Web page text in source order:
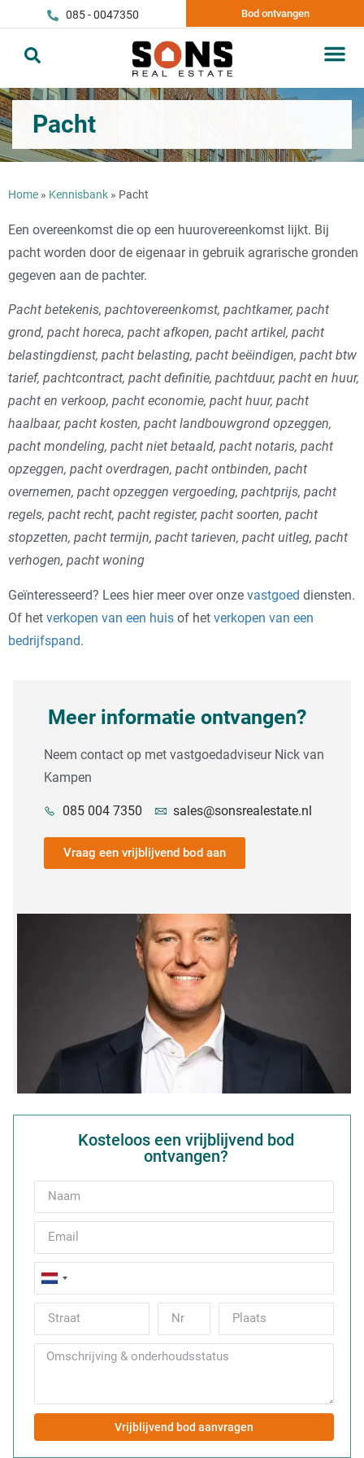
085 - 0047350 Bod ontvangen
Pacht
Home » Kennisbank » Pacht
Een overeenkomst die op een huurovereenkomst lijkt. Bij
pacht worden door de eigenaar in gebruik agrarische gronden
gegeven aan de pachter.
Pacht betekenis, pachtovereenkomst, pachtkamer, pacht
grond, pacht horeca, pacht afkopen, pacht artikel, pacht
belastingdienst, pacht belasting, pacht beëindigen, pacht btw
tarief, pachtcontract, pacht definitie, pachtduur, pacht en huur,
pacht en verkoop, pacht economie, pacht huur, pacht
haalbaar, pacht kosten, pacht landbouwgrond opzeggen,
pacht mondeling, pacht niet betaald, pacht notaris, pacht
opzeggen, pacht overdragen, pacht ontbinden, pacht
overnemen, pacht opzeggen vergoeding, pachtprijs, pacht
regels, pacht recht, pacht register, pacht soorten, pacht
stopzetten, pacht termijn, pacht tarieven, pacht uitleg, pacht
verhogen, pacht woning
Geïnteresseerd? Lees hier meer over onze vastgoed diensten.
Of het verkopen van een huis of het verkopen van een
bedrijfspand.
Meer informatie ontvangen?
Neem contact op met vastgoedadviseur Nick van
Kampen
085 004 7350 sales@sonsrealestate.nl
Vraag een vrijblijvend bod aan
Kosteloos een vrijblijvend bod
ontvangen?
Netherlands
+31
Vrijblijvend bod aanvragen